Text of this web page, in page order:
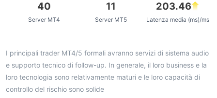
40
Server MT4
11
Server MT5
203.46
Latenza media (ms)/ms
I principali trader MT4/5 formali avranno servizi di sistema audio
e supporto tecnico di follow-up. In generale, il loro business e la
loro tecnologia sono relativamente maturi e le loro capacità di
controllo del rischio sono solide